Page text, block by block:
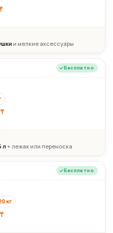
и мелкие аксессуары
Бесплатно
₸
л+ лежак или переноска
Бесплатно
кг
₸